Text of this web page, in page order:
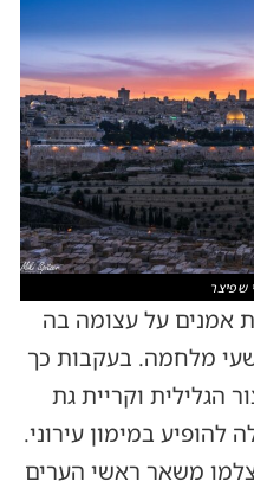
שפיצר
אמנים על עצומה בה
מלחמה. בעקבות כך
הגלילית וקריית גת
במימון עירוני.
משאר ראשי הערים